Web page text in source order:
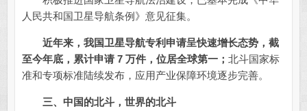
人民共和国卫星导航条例》意见征集。
近年来，我国卫星导航专利申请呈快速增长态势，截
至今年底，累计申请 7 万件，位居全球第一； 北斗国家标
准和专项标准陆续发布，应用产业保障环境逐步完善。
三、中国的北斗，世界的北斗